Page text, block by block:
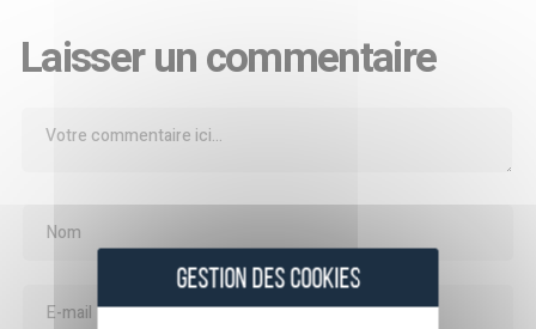
Laisser un commentaire
GESTION DES COOKIES